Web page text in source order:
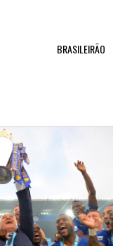
BRASILEIRÃO